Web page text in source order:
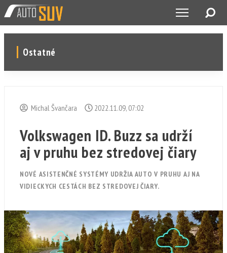
Ostatné
Michal Švančara 2022.11.09, 07:02
Volkswagen ID. Buzz sa udrží
aj v pruhu bez stredovej čiary
NOVÉ ASISTENČNÉ SYSTÉMY UDRŽIA AUTO V PRUHU AJ NA
VIDIECKYCH CESTÁCH BEZ STREDOVEJ ČIARY.